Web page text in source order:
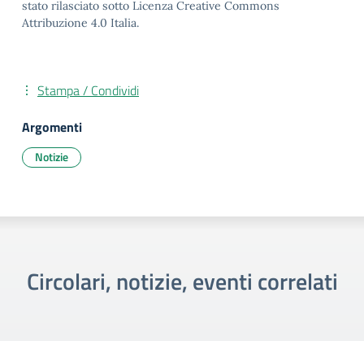
stato rilasciato sotto Licenza Creative Commons
Attribuzione 4.0 Italia.
Stampa / Condividi
Argomenti
Notizie
Circolari, notizie, eventi correlati